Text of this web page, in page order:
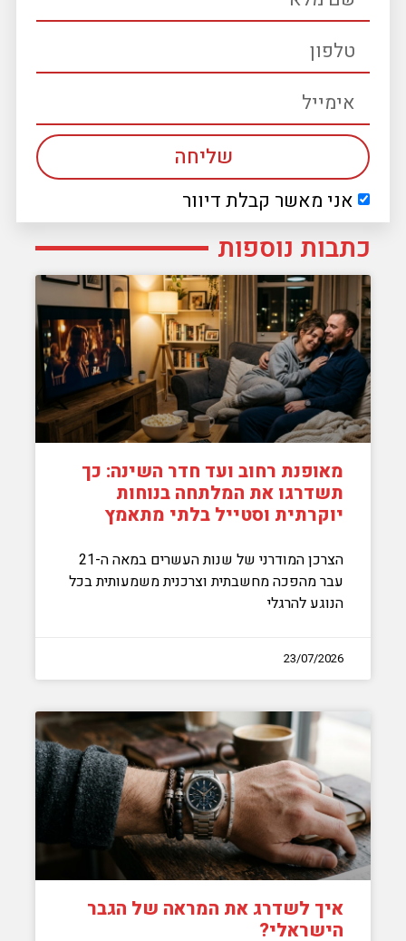
אני מאשר קבלת דיוור
שליחה
כתבות נוספות
מאופנת רחוב ועד חדר השינה: כך
תשדרגו את המלתחה בנוחות
יוקרתית וסטייל בלתי מתאמץ
הצרכן המודרני של שנות העשרים במאה ה-21
עבר מהפכה מחשבתית וצרכנית משמעותית בכל
הנוגע להרגלי
23/07/2026
איך לשדרג את המראה של הגבר
הישראלי?